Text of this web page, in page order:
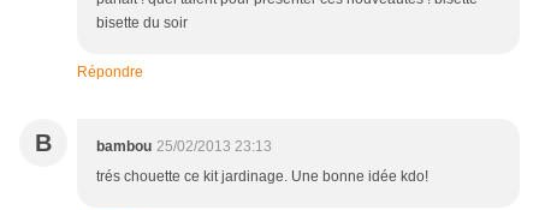
bisette du soir
Répondre
B bambou 25/02/2013 23:13
trés chouette ce kit jardinage. Une bonne idée kdo!